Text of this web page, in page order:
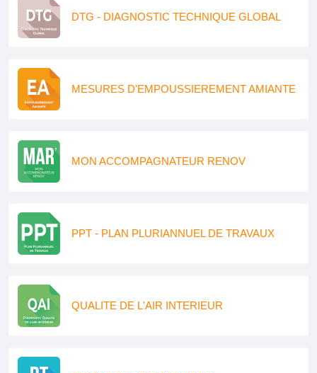
DTG - DIAGNOSTIC TECHNIQUE GLOBAL
MESURES D'EMPOUSSIEREMENT AMIANTE
MON ACCOMPAGNATEUR RENOV
PPT - PLAN PLURIANNUEL DE TRAVAUX
QUALITE DE L'AIR INTERIEUR